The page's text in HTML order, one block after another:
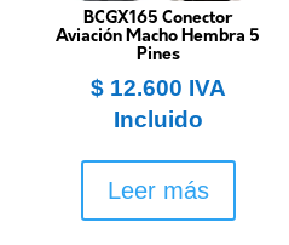
BCGX165 Conector
Aviación Macho Hembra 5
Pines
$12.600 IVA
Incluido
Leer más